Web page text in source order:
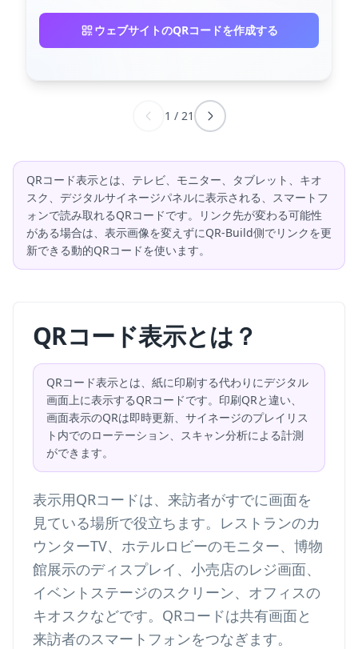
ウェブサイトのQRコードを作成する
1 / 21
QRコード表示とは、テレビ、モニター、タブレット、キオ
スク、デジタルサイネージパネルに表示される、スマートフ
ォンで読み取れるQRコードです。リンク先が変わる可能性
がある場合は、表示画像を変えずにQR-Build側でリンクを更
新できる動的QRコードを使います。
QRコード表示とは？
QRコード表示とは、紙に印刷する代わりにデジタル
画面上に表示するQRコードです。印刷QRと違い、
画面表示のQRは即時更新、サイネージのプレイリス
ト内でのローテーション、スキャン分析による計測
ができます。
表示用QRコードは、来訪者がすでに画面を
見ている場所で役立ちます。レストランのカ
ウンターTV、ホテルロビーのモニター、博物
館展示のディスプレイ、小売店のレジ画面、
イベントステージのスクリーン、オフィスの
キオスクなどです。QRコードは共有画面と
来訪者のスマートフォンをつなぎます。